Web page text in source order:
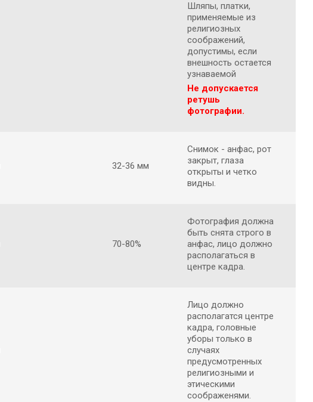
Шляпы, платки,
применяемые из
религиозных
соображений,
допустимы, если
внешность остается
узнаваемой
Не допускается
ретушь
фотографии.
32-36 мм
Снимок - анфас, рот
закрыт, глаза
открыты и четко
видны.
70-80%
Фотография должна
быть снята строго в
анфас, лицо должно
располагаться в
центре кадра.
Лицо должно
располагатся центре
кадра, головные
уборы только в
случаях
предусмотренных
религиозными и
этическими
соображенями.